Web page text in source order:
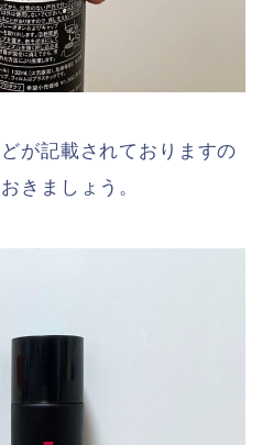
が記載されておりますの
きましょう。